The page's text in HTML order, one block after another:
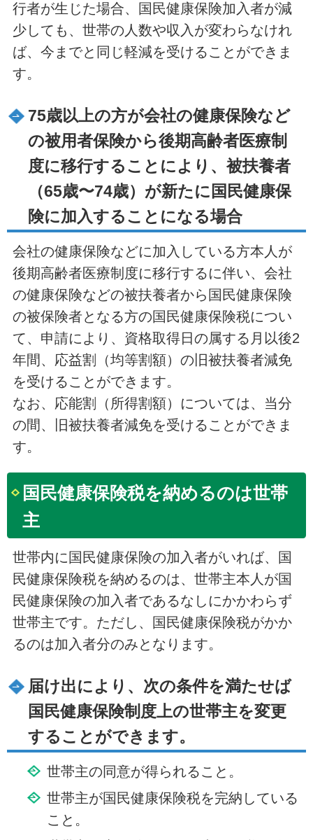
行者が生じた場合、国民健康保険加入者が減
少しても、世帯の人数や収入が変わらなけれ
ば、今までと同じ軽減を受けることができま
す。
75歳以上の方が会社の健康保険など
の被用者保険から後期高齢者医療制
度に移行することにより、被扶養者
（65歳〜74歳）が新たに国民健康保
険に加入することになる場合
会社の健康保険などに加入している方本人が
後期高齢者医療制度に移行するに伴い、会社
の健康保険などの被扶養者から国民健康保険
の被保険者となる方の国民健康保険税につい
て、申請により、資格取得日の属する月以後2
年間、応益割（均等割額）の旧被扶養者減免
を受けることができます。
なお、応能割（所得割額）については、当分
の間、旧被扶養者減免を受けることができま
す。
国民健康保険税を納めるのは世帯
主
世帯内に国民健康保険の加入者がいれば、国
民健康保険税を納めるのは、世帯主本人が国
民健康保険の加入者であるなしにかかわらず
世帯主です。ただし、国民健康保険税がかか
るのは加入者分のみとなります。
届け出により、次の条件を満たせば
国民健康保険制度上の世帯主を変更
することができます。
世帯主の同意が得られること。
世帯主が国民健康保険税を完納している
こと。